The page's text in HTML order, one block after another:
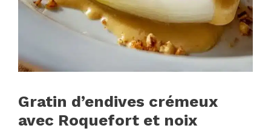
Gratin d’endives crémeux
avec Roquefort et noix